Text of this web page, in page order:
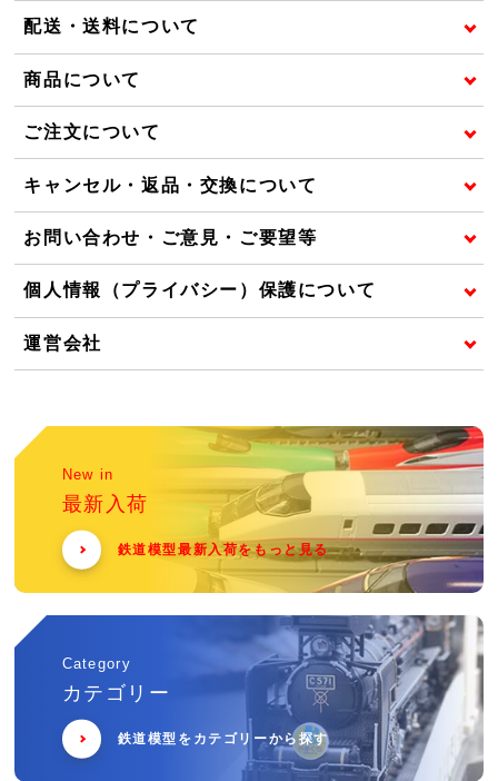
配送・送料について
商品について
ご注文について
キャンセル・返品・交換について
お問い合わせ・ご意見・ご要望等
個人情報（プライバシー）保護について
運営会社
New in
最新入荷
鉄道模型最新入荷をもっと見る
Category
カテゴリー
鉄道模型をカテゴリーから探す